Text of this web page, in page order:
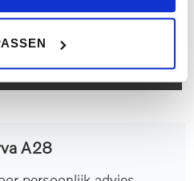
Achterbank in delen
Voorstoelen in hoogte
van deze mail.
A28